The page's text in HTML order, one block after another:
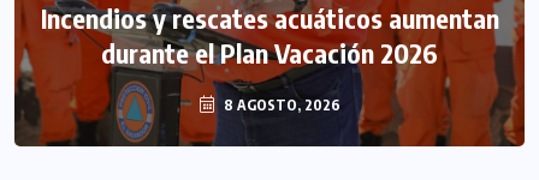
Incendios y rescates acuáticos aumentan
durante el Plan Vacación 2026
8 AGOSTO, 2026